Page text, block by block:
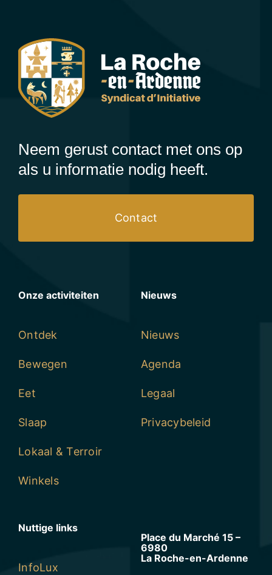
Neem gerust contact met ons op
als u informatie nodig heeft.
Contact
Onze activiteiten
Ontdek
Bewegen
Eet
Slaap
Lokaal & Terroir
Winkels
Nieuws
Nieuws
Agenda
Legaal
Privacybeleid
Nuttige links
InfoLux
Place du Marché 15 –
6980
La Roche-en-Ardenne